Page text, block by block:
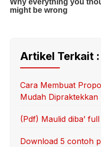
Artikel Terkait :
Cara Membuat
Mudah Dipraktekkan
(Pdf) Maulid diba’
Download 5 contoh